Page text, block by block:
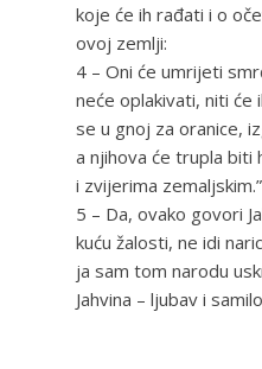
koje će ih rađati i o
ovoj zemlji:
4 – Oni će umrijeti
neće oplakivati, niti
se u gnoj za oranice,
a njihova će trupla biti
i zvijerima zemaljskim.”
5 – Da, ovako govori
kuću žalosti, ne idi
ja sam tom narodu
Jahvina – ljubav i